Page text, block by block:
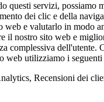
questi servizi, possiamo
dei clic e della
web e valutarlo in modo
il nostro sito web e
complessiva dell'utente.
web utilizziamo i
Recensioni dei